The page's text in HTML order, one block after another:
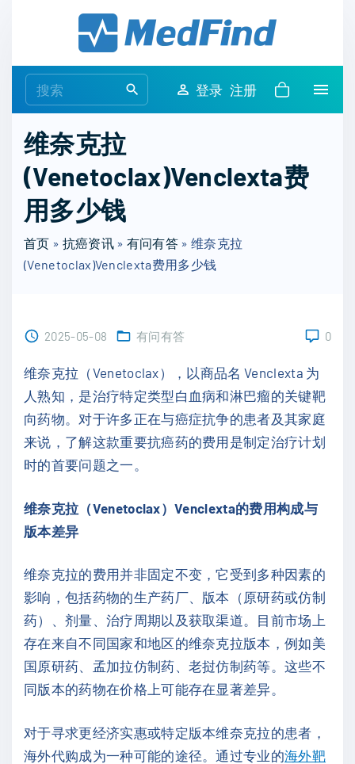
e
c
h
r
登录 注册
维奈克拉
(Venetoclax)Venclexta费
用多少钱
首页 » 抗癌资讯» 有问有答 »维奈克拉
(Venetoclax)Venclexta费用多少钱
2025-05-08 有问有答 0
维奈克拉（Venetoclax），以商品名 Venclexta 为
人熟知，是治疗特定类型白血病和淋巴瘤的关键靶
向药物。对于许多正在与癌症抗争的患者及其家庭
来说，了解这款重要抗癌药的费用是制定治疗计划
时的首要问题之一。
维奈克拉（Venetoclax）Venclexta的费用构成与
版本差异
维奈克拉的费用并非固定不变，它受到多种因素的
影响，包括药物的生产药厂、版本（原研药或仿制
药）、剂量、治疗周期以及获取渠道。目前市场上
存在来自不同国家和地区的维奈克拉版本，例如美
国原研药、孟加拉仿制药、老挝仿制药等。这些不
同版本的药物在价格上可能存在显著差异。
对于寻求更经济实惠或特定版本维奈克拉的患者，
海外代购成为一种可能的途径。通过专业的海外靶